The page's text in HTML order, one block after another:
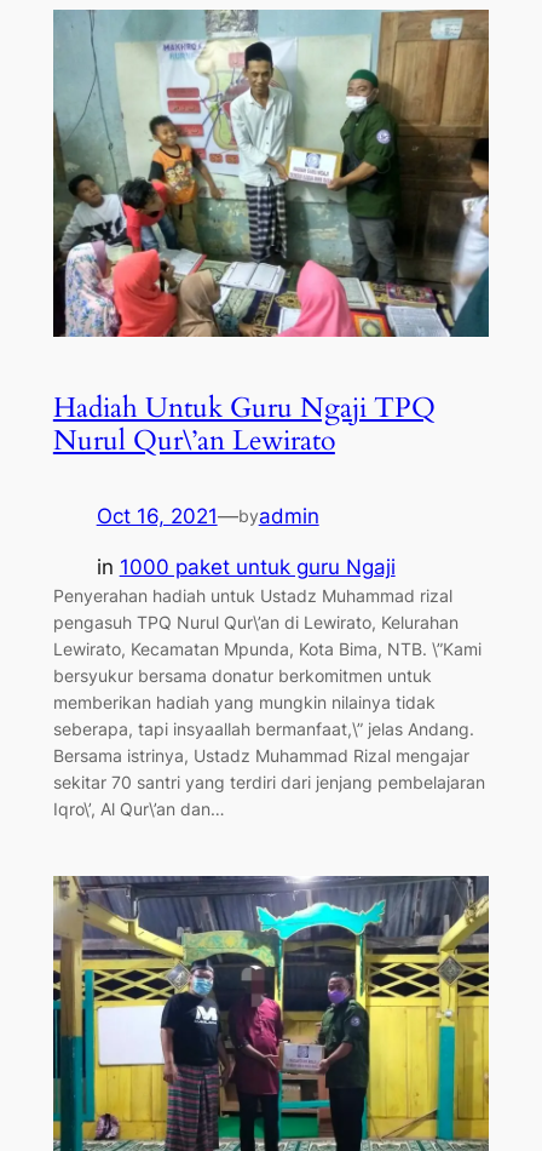
Hadiah Untuk Guru Ngaji TPQ
Nurul Qur\’an Lewirato
Oct 16, 2021—byadmin
in 1000 paket untuk guru Ngaji
Penyerahan hadiah untuk Ustadz Muhammad rizal
pengasuh TPQ Nurul Qur\’an di Lewirato, Kelurahan
Lewirato, Kecamatan Mpunda, Kota Bima, NTB. \”Kami
bersyukur bersama donatur berkomitmen untuk
memberikan hadiah yang mungkin nilainya tidak
seberapa, tapi insyaallah bermanfaat,\” jelas Andang.
Bersama istrinya, Ustadz Muhammad Rizal mengajar
sekitar 70 santri yang terdiri dari jenjang pembelajaran
Iqro\’, Al Qur\’an dan…